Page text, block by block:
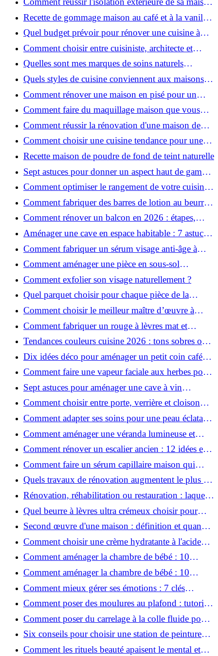
pour une rénovation performante et durable ?
Recette de gommage maison au café et à la vanille
pour une peau douce
Quel budget prévoir pour rénover une cuisine à
Voiron en 2026 : coûts et aides locales ?
Comment choisir entre cuisiniste, architecte et
contractant général à Voiron ?
Quelles sont mes marques de soins naturels
préférées ?
Quels styles de cuisine conviennent aux maisons et
appartements du Voironnais ?
Comment rénover une maison en pisé pour un
habitat sain et performant ?
Comment faire du maquillage maison que vous
utiliserez vraiment ?
Comment réussir la rénovation d'une maison de
ville en 2026 ?
Comment choisir une cuisine tendance pour une
rénovation en 2026 ?
Recette maison de poudre de fond de teint naturelle
Sept astuces pour donner un aspect haut de gamme
à votre cuisine
Comment optimiser le rangement de votre cuisine
et gagner de la place ?
Comment fabriquer des barres de lotion au beurre
de karité ?
Comment rénover un balcon en 2026 : étapes,
budget et matériaux ?
Aménager une cave en espace habitable : 7 astuces
essentielles
Comment fabriquer un sérum visage anti-âge à
l'huile de rose musquée ?
Comment aménager une pièce en sous-sol
efficacement ?
Comment exfolier son visage naturellement ?
Quel parquet choisir pour chaque pièce de la
maison ?
Comment choisir le meilleur maître d’œuvre à
Grenoble en 2026 ?
Comment fabriquer un rouge à lèvres mat et
hydratant fait maison ?
Tendances couleurs cuisine 2026 : tons sobres ou
colorés, que choisir ?
Dix idées déco pour aménager un petit coin café
chez soi
Comment faire une vapeur faciale aux herbes pour
une peau plus saine et rajeunie ?
Sept astuces pour aménager une cave à vin
naturelle chez soi
Comment choisir entre porte, verrière et cloison
coulissante pour séparer vos pièces ?
Comment adapter ses soins pour une peau éclatante
en hiver ?
Comment aménager une véranda lumineuse et
conviviale : 12 idées déco
Comment rénover un escalier ancien : 12 idées et
astuces faciles pas à pas
Comment faire un sérum capillaire maison qui
stimule réellement la pousse des cheveux ?
Quels travaux de rénovation augmentent le plus la
valeur d'une maison pour la revente ?
Rénovation, réhabilitation ou restauration : laquelle
convient le mieux à mon logement ?
Quel beurre à lèvres ultra crémeux choisir pour
lèvres sèches et gercées?
Second œuvre d'une maison : définition et quand
le réaliser
Comment choisir une crème hydratante à l'acide
hyaluronique et niacinamide ?
Comment aménager la chambre de bébé : 10
conseils sécurité, déco et rangement
Comment aménager la chambre de bébé : 10
conseils sécurité, déco et rangement
Comment mieux gérer ses émotions : 7 clés
pratiques
Comment poser des moulures au plafond : tutoriel
vidéo pas à pas ?
Comment poser du carrelage à la colle fluide pour
un rendu professionnel ?
Six conseils pour choisir une station de peinture
basse pression
Comment les rituels beauté apaisent le mental et